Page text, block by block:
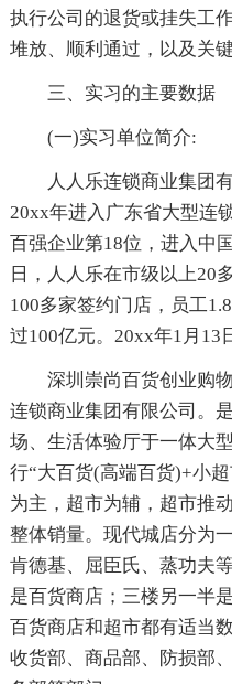
执行公司的退货或挂失工
堆放、顺利通过，以及关
三、实习的主要数据
(一)实习单位简介:
人人乐连锁商业集团
20xx年进入广东省大型连
百强企业第18位，进入中
日，人人乐在市级以上20
100多家签约门店，员工
过100亿元。20xx年1月13
深圳崇尚百货创业购
连锁商业集团有限公司。
场、生活体验厅于一体大
行“大百货(高端百货)+小
为主，超市为辅，超市推
整体销量。现代城店分为
肯德基、屈臣氏、蒸功夫
是百货商店；三楼另一半
百货商店和超市都有适当
收货部、商品部、防损部